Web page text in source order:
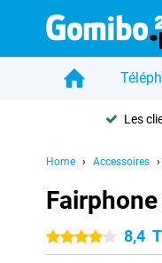
Les
Home Accessoires
4 étoiles8,4